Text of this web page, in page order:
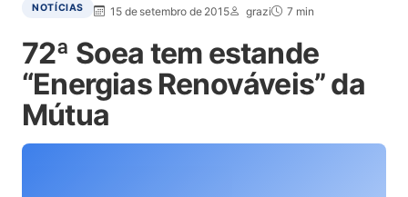
NOTÍCIAS 15 de setembro de 2015 grazi 7 min
72ª Soea tem estande
“Energias Renováveis” da
Mútua